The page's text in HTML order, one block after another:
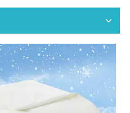
业 OEM 制造商，为全球分销商、零售